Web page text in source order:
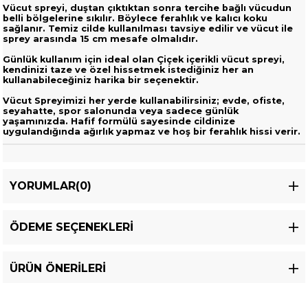
Vücut spreyi, duştan çıktıktan sonra tercihe bağlı vücudun
belli bölgelerine sıkılır. Böylece ferahlık ve kalıcı koku
sağlanır. Temiz cilde kullanılması tavsiye edilir ve vücut ile
sprey arasında 15 cm mesafe olmalıdır.
Günlük kullanım için ideal olan Çiçek içerikli vücut spreyi,
kendinizi taze ve özel hissetmek istediğiniz her an
kullanabileceğiniz harika bir seçenektir.
Vücut Spreyimizi her yerde kullanabilirsiniz; evde, ofiste,
seyahatte, spor salonunda veya sadece günlük
yaşamınızda. Hafif formülü sayesinde cildinize
uygulandığında ağırlık yapmaz ve hoş bir ferahlık hissi verir.
YORUMLAR(0)
ÖDEME SEÇENEKLERI
ÜRÜN ÖNERILERI